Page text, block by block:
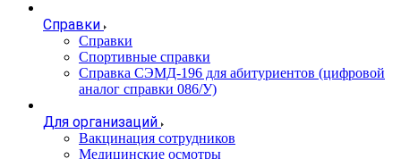
Справки
Справки
Спортивные справки
Справка СЭМД‑196 для абитуриентов (цифровой
аналог справки 086/У)
Для организаций
Вакцинация сотрудников
Медицинские осмотры